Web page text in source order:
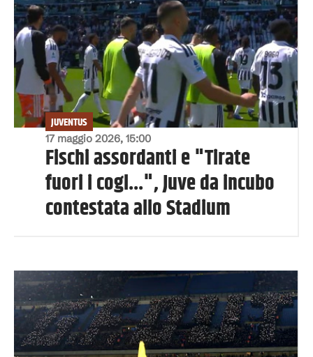
17 maggio 2026, 15:00
JUVENTUS
Fischi assordanti e "Tirate
fuori i cogl...", Juve da incubo
contestata allo Stadium